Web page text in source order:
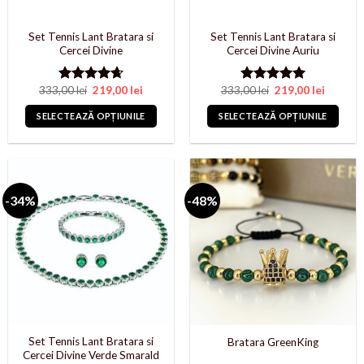
Set Tennis Lant Bratara si
Cercei Divine
Evaluat la
4.67din 5
333,00lei Prețul
inițial
a
fost:
333,00 lei.
219,00 lei
este:
219,00 lei.
SELECTEAZĂ OPȚIUNILE
multe
variații.
Opțiunile
pot
alese
produsului.
Set Tennis Lant Bratara si
Cercei Divine Auriu
Evaluat la
5.00din 5
333,00lei Prețul
inițial
a
fost:
333,00 lei.
219,00 lei
este:
219,00
SELECTEAZĂ OPȚIUNILE
multe
variații.
Opțiunile
pot
fi
alese
produsului.
-34%
Set Tennis Lant Bratara si
Cercei Divine Verde Smarald
-48%
Bratara GreenKing